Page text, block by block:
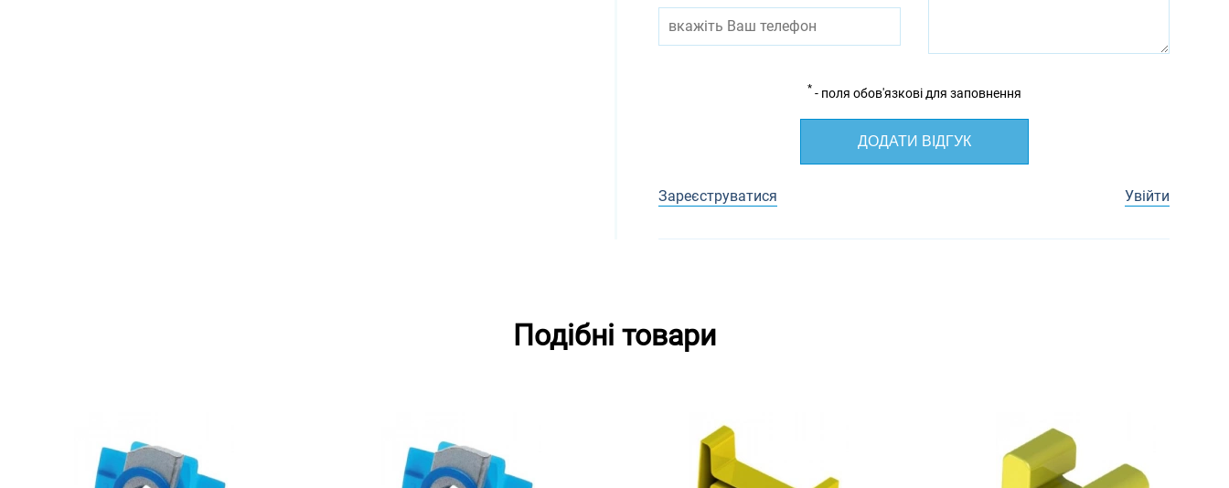
* - поля обов'язкові для заповнення
ДОДАТИ ВІДГУК
Зареєструватися Увійти
Подібні товари